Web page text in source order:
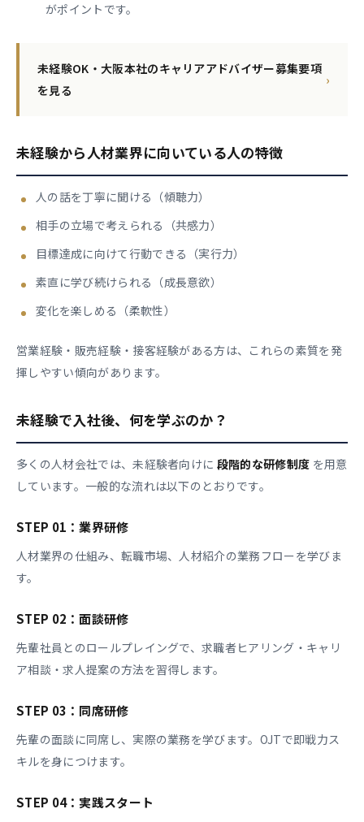
がポイントです。
未経験OK・大阪本社のキャリアアドバイザー募集要項
を見る
›
未経験から人材業界に向いている人の特徴
人の話を丁寧に聞ける（傾聴力）
相手の立場で考えられる（共感力）
目標達成に向けて行動できる（実行力）
素直に学び続けられる（成長意欲）
変化を楽しめる（柔軟性）
営業経験・販売経験・接客経験がある方は、これらの素質を発
揮しやすい傾向があります。
未経験で入社後、何を学ぶのか？
多くの人材会社では、未経験者向けに 段階的な研修制度 を用意
しています。一般的な流れは以下のとおりです。
STEP 01：業界研修
人材業界の仕組み、転職市場、人材紹介の業務フローを学びま
す。
STEP 02：面談研修
先輩社員とのロールプレイングで、求職者ヒアリング・キャリ
ア相談・求人提案の方法を習得します。
STEP 03：同席研修
先輩の面談に同席し、実際の業務を学びます。OJTで即戦力ス
キルを身につけます。
STEP 04：実践スタート